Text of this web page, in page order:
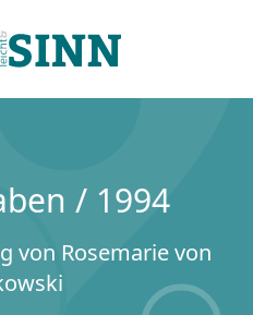
/ 1994
von Rosemarie von